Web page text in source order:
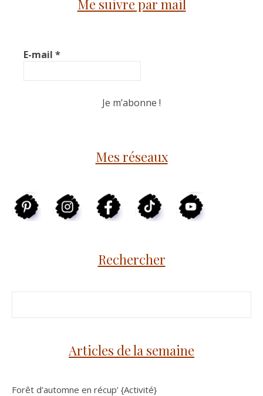
Me suivre par mail
E-mail *
Mes réseaux
Rechercher
Articles de la semaine
Forêt d’automne en récup’ {Activité}